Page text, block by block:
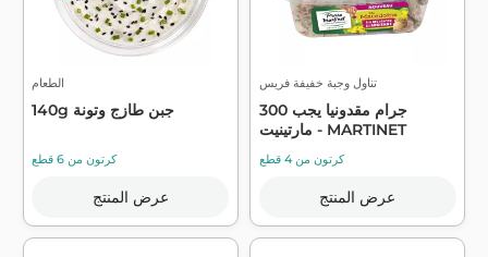
الطعام
140g جبن طازج وتونة
كرتون من 6 قطع
عرض المنتج
تناول وجبة خفيفة فريس
300 جرام مقدونيا يجب
مارتينيت - MARTINET
كرتون من 4 قطع
عرض المنتج